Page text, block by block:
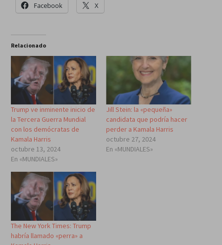
Facebook X
Relacionado
Trump ve inminente inicio de
la Tercera Guerra Mundial
con los demócratas de
Kamala Harris
octubre 13, 2024
En «MUNDIALES»
Jill Stein: la «pequeña»
candidata que podría hacer
perder a Kamala Harris
octubre 27, 2024
En «MUNDIALES»
The New York Times: Trump
habría llamado «perra» a